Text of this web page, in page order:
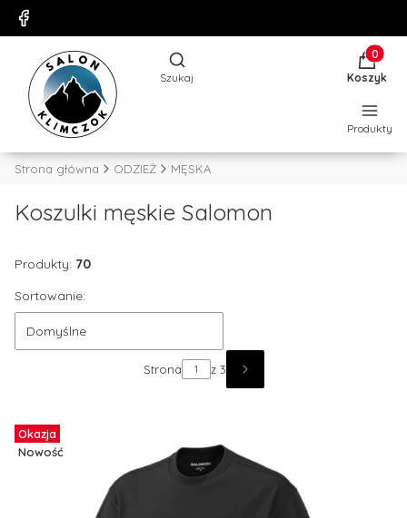
Otwórz wyszukiwarkę
Szukaj Koszyk
Produkty
Strona główna ODZIEŻ MĘSKA
Koszulki męskie Salomon
Produkty: 70
Sortowanie:
Domyślne
Strona z 3
Okazja
Nowość